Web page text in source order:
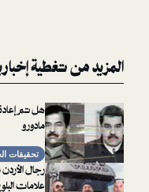
إخبارية
هل تم إعادة تدوير العراق صدام
مادورو
تحقيقات الحدود صدام حسين
رجال الأردن يدرجون حب صدام
علامات البلوغ